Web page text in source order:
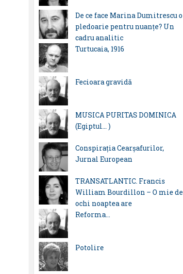
De ce face Marina Dumitrescu o
pledoarie pentru nuanțe? Un
cadru analitic
Turtucaia, 1916
Fecioara gravidă
MUSICA PURITAS DOMINICA
(Egiptul… )
Conspirația Cearșafurilor,
Jurnal European
TRANSATLANTIC. Francis
William Bourdillon – O mie de
ochi noaptea are
Reforma…
Potolire